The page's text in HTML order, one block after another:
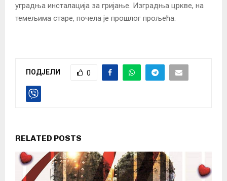
уградња инсталација за гријање. Изградња цркве, на
темељима старе, почела је прошлог прољећа.
ПОДЈЕЛИ 0
RELATED POSTS